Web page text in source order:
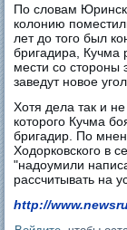
По словам
колонию
лет до того был
бригадира, Кучма
мести со стороны
заведут новое
Хотя дела так и
которого Кучма
бригадир. По
Ходорковского в
"надоумили
рассчитывать на
http://